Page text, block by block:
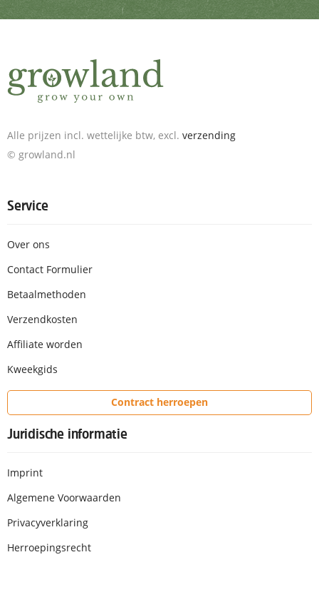
Alle prijzen incl. wettelijke btw, excl. verzending
© growland.nl
Service
Over ons
Contact Formulier
Betaalmethoden
Verzendkosten
Affiliate worden
Kweekgids
Contract herroepen
Juridische informatie
Imprint
Algemene Voorwaarden
Privacyverklaring
Herroepingsrecht